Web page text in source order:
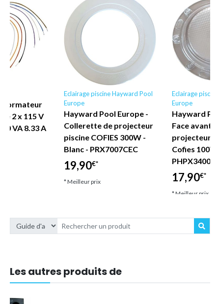
2 x 115 V
VA 8.33 A
Eclairage piscine Hayward Pool
Europe
Hayward Pool Europe -
Collerette de projecteur
piscine COFIES 300W -
Blanc - PRX7007CEC
19,90€*
* Meilleur prix
Eclairage
Europe
Hayward
Face avant
projecteur
Cofies 100W
PHPX34004
17,90€*
* Meilleur prix
Les autres produits de